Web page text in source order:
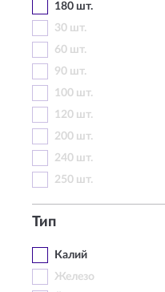
180 шт.
30 шт.
60 шт.
90 шт.
100 шт.
120 шт.
200 шт.
240 шт.
250 шт.
Тип
Калий
Железо